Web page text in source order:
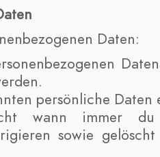
Daten:
persönliche Daten
wann immer du
sowie